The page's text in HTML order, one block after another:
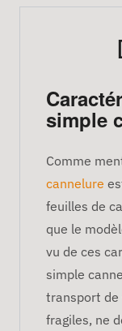
simple
Comme
cannelure
feuilles de
que le
vu de ces
simple
transport de
fragiles, ne